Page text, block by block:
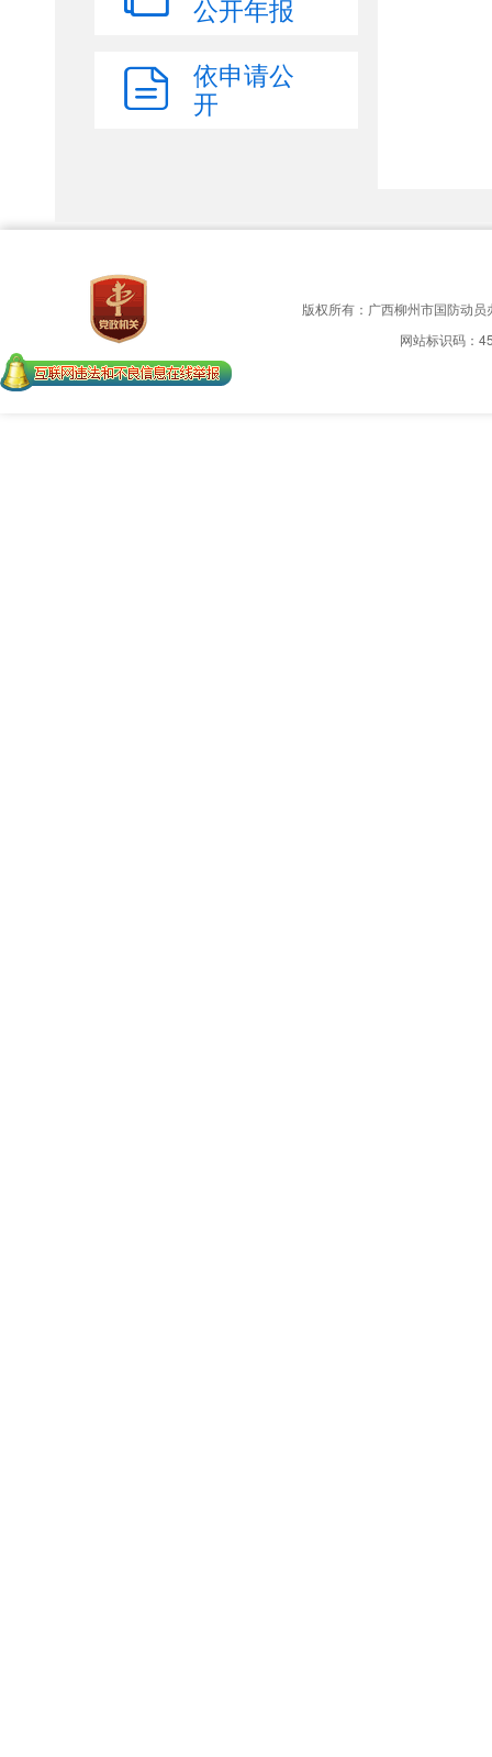
公开年报
依申请公
开
版权所有：广西柳州市国防动
网站标识码：